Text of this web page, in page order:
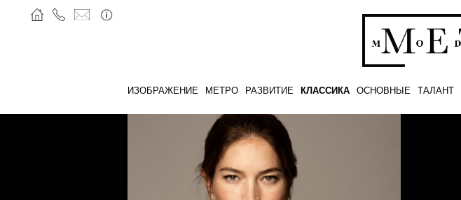
ИЗОБРАЖЕНИЕ МЕТРО РАЗВИТИЕ КЛАССИКА ОСНОВНЫЕ ТАЛАНТ